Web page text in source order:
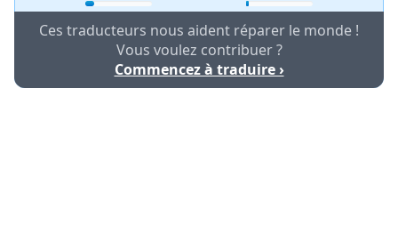
Ces traducteurs nous aident réparer le monde !
Vous voulez contribuer ?
Commencez à traduire ›